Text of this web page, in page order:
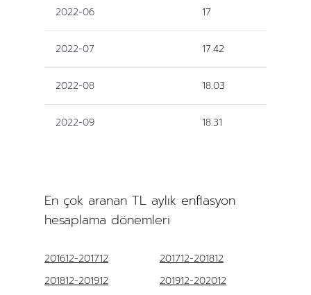
2022-06 17
2022-07 17.42
2022-08 18.03
2022-09 18.31
En çok aranan TL aylık enflasyon
hesaplama dönemleri
201612-201712
201712-201812
201812-201912
201912-202012